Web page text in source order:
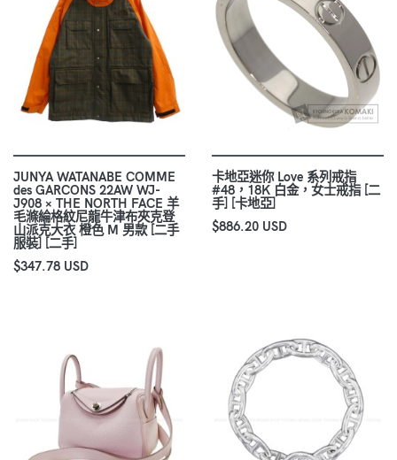
JUNYA WATANABE COMME
des GARCONS 22AW WJ-
J908 × THE NORTH FACE 羊
毛滌綸格紋尼龍牛津布夾克登
山派克大衣 橙色 M 男款 [二手
服裝] [二手]
$347.78 USD
卡地亞迷你 Love 系列戒指
#48，18K 白金，女士戒指 [二
手] [卡地亞]
$886.20 USD